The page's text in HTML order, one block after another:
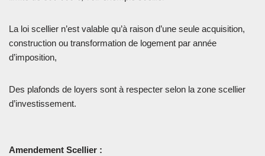
La loi scellier n’est valable qu’à raison d’une seule acquisition,
construction ou transformation de logement par année
d’imposition,
Des plafonds de loyers sont à respecter selon la zone scellier
d’investissement.
Amendement Scellier :